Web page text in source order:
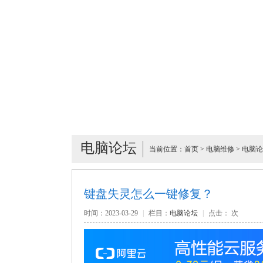
电脑论坛 当前位置： 首页 > 电脑维修 > 电脑
键盘失灵怎么一键修复？
时间：2023-03-29 栏目： 电脑论坛 点击： 次